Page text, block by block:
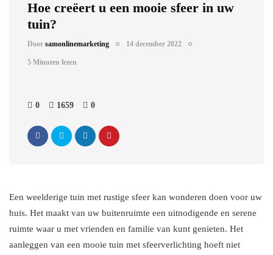
Hoe creëert u een mooie sfeer in uw
tuin?
Door samonlinemarketing 14 december 2022
5 Minuten lezen
0 1659 0
Een weelderige tuin met rustige sfeer kan wonderen doen voor uw
huis. Het maakt van uw buitenruimte een uitnodigende en serene
ruimte waar u met vrienden en familie van kunt genieten. Het
aanleggen van een mooie tuin met sfeerverlichting hoeft niet